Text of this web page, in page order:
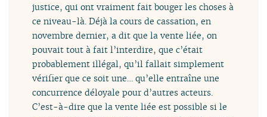
justice, qui ont vraiment fait bouger les choses à
ce niveau-là. Déjà la cours de cassation, en
novembre dernier, a dit que la vente liée, on
pouvait tout à fait l’interdire, que c’était
probablement illégal, qu’il fallait simplement
vérifier que ce soit une… qu’elle entraîne une
concurrence déloyale pour d’autres acteurs.
C’est-à-dire que la vente liée est possible si le